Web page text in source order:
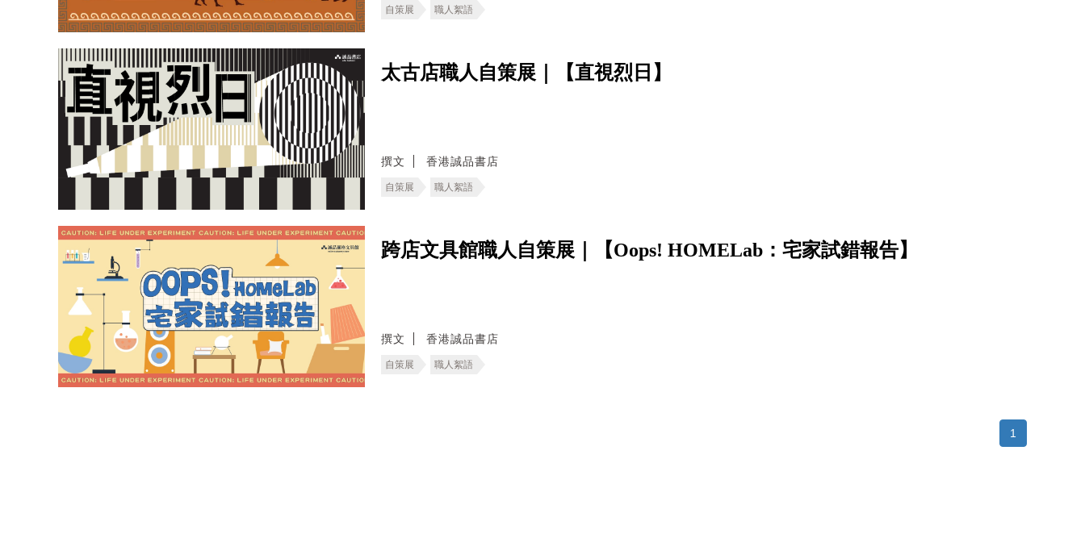
自策展 職人絮語
太古店職人自策展｜【直視烈日】
撰文 香港誠品書店
自策展 職人絮語
跨店文具館職人自策展｜【Oops! HOMELab：宅家試錯報告】
撰文 香港誠品書店
自策展 職人絮語
1